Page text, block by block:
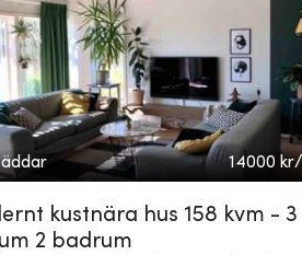
14000
kustnära hus 158 kvm - 3
2 badrum